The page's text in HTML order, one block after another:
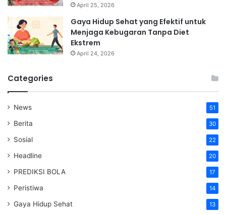
April 25, 2026
Gaya Hidup Sehat yang Efektif untuk
Menjaga Kebugaran Tanpa Diet
Ekstrem
April 24, 2026
Categories
News 51
Berita 30
Sosial 22
Headline 20
PREDIKSI BOLA 17
Peristiwa 14
Gaya Hidup Sehat 13